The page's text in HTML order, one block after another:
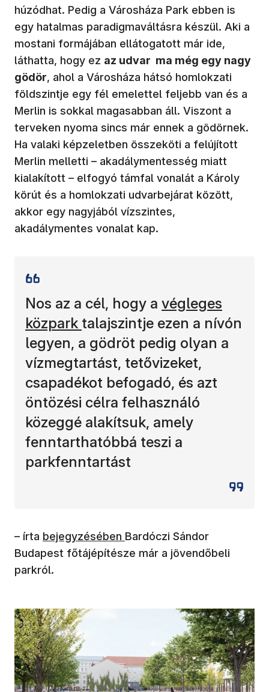
húzódhat. Pedig a Városháza Park ebben is
egy hatalmas paradigmaváltásra készül. Aki a
mostani formájában ellátogatott már ide,
láthatta, hogy ez az udvar ma még egy nagy
gödör, ahol a Városháza hátsó homlokzati
földszintje egy fél emelettel feljebb van és a
Merlin is sokkal magasabban áll. Viszont a
terveken nyoma sincs már ennek a gödörnek.
Ha valaki képzeletben összeköti a felújított
Merlin melletti – akadálymentesség miatt
kialakított – elfogyó támfal vonalát a Károly
körút és a homlokzati udvarbejárat között,
akkor egy nagyjából vízszintes,
akadálymentes vonalat kap.
Nos az a cél, hogy a végleges
közpark talajszintje ezen a nívón
legyen, a gödröt pedig olyan a
vízmegtartást, tetővizeket,
csapadékot befogadó, és azt
öntözési célra felhasználó
közeggé alakítsuk, amely
fenntarthatóbbá teszi a
parkfenntartást
– írta bejegyzésében Bardóczi Sándor
Budapest főtájépítésze már a jövendőbeli
parkról.